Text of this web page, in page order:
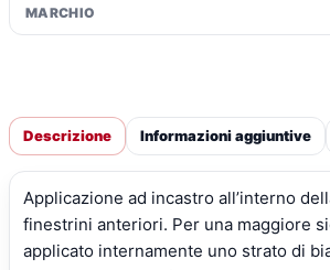
MARCHIO
Descrizione Informazioni aggiuntive
Applicazione ad incastro all’interno
finestrini anteriori. Per una maggiore
applicato internamente uno strato di